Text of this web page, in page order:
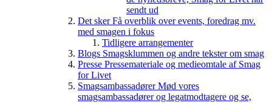
sendt ud
Det skerFå overblik over events, foredrag mv.
med smagen i fokus
Tidligere arrangementer
Blogs Smagsklummen og andre tekster om smag
Presse Pressemateriale og medieomtale af Smag
for Livet
SmagsambassadørerMød vores
smagsambassadører og legatmodtagere og se,